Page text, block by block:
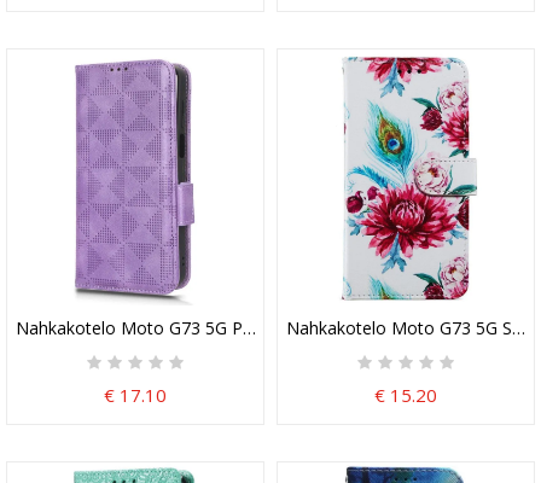
Nahkakotelo Moto G73 5G Painetut Kolmiot Kaulanauhalla
€ 17.10
Nahkakotelo Moto G73 5G
€ 15.20